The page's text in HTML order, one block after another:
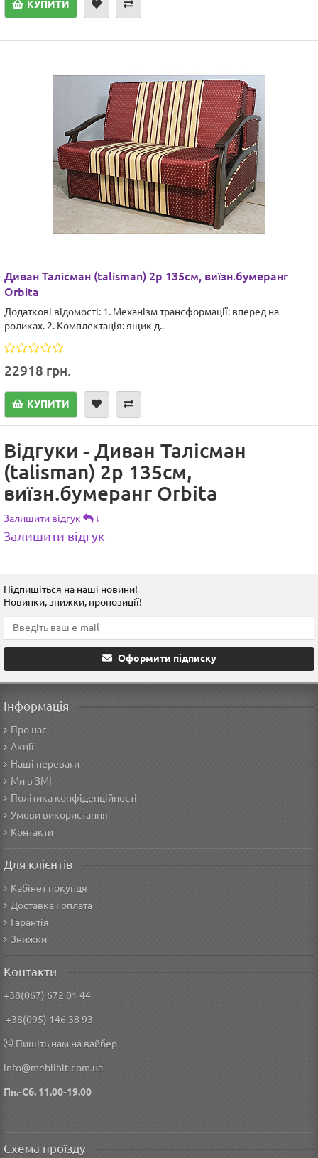
КУПИТИ
Диван Талісман (talisman) 2р 135см, виїзн.бумеранг
Orbita
Додаткові відомості: 1. Механізм трансформації: вперед на
роликах. 2. Комплектація: ящик д..
22918 грн.
КУПИТИ
Відгуки - Диван Талісман
(talisman) 2р 135см,
виїзн.бумеранг Orbita
Залишити відгук ↓
Залишити відгук
Підпишіться на наші новини!
Новинки, знижки, пропозиції!
Оформити підписку
Інформація
Про нас
Акції
Наші переваги
Ми в ЗМІ
Політика конфіденційності
Умови використання
Контакти
Для клієнтів
Кабінет покупця
Доставка і оплата
Гарантія
Знижки
Контакти
+38(067) 672 01 44
+38(095) 146 38 93
Пишіть нам на вайбер
info@meblihit.com.ua
Пн.-Сб. 11.00-19.00
Схема проїзду